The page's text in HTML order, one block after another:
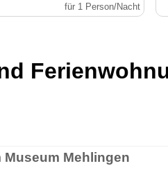
für 1 Person/Nacht
Museum Mehlingen